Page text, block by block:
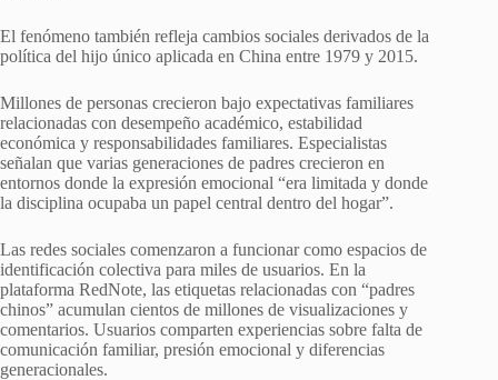
El fenómeno también refleja cambios sociales derivados de la
política del hijo único aplicada en China entre 1979 y 2015.
Millones de personas crecieron bajo expectativas familiares
relacionadas con desempeño académico, estabilidad
económica y responsabilidades familiares. Especialistas
señalan que varias generaciones de padres crecieron en
entornos donde la expresión emocional “era limitada y donde
la disciplina ocupaba un papel central dentro del hogar”.
Las redes sociales comenzaron a funcionar como espacios de
identificación colectiva para miles de usuarios. En la
plataforma RedNote, las etiquetas relacionadas con “padres
chinos” acumulan cientos de millones de visualizaciones y
comentarios. Usuarios comparten experiencias sobre falta de
comunicación familiar, presión emocional y diferencias
generacionales.